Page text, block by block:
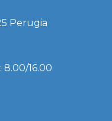
Perugia
8.00/16.00